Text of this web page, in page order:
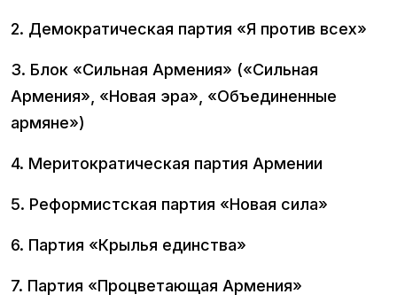
2. Демократическая партия «Я против всех»
3. Блок «Сильная Армения» («Сильная
Армения», «Новая эра», «Объединенные
армяне»)
4. Меритократическая партия Армении
5. Реформистская партия «Новая сила»
6. Партия «Крылья единства»
7. Партия «Процветающая Армения»